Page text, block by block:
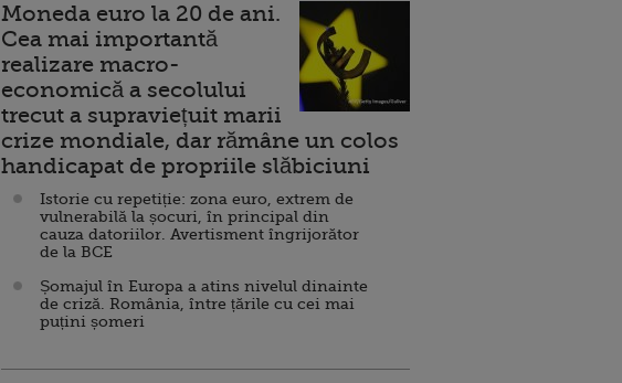
Moneda euro la 20 de ani.
Cea mai importantă
realizare macro-
economică a secolului
trecut a supraviețuit marii
crize mondiale, dar rămâne un colos
handicapat de propriile slăbiciuni
Istorie cu repetiție: zona euro, extrem de
vulnerabilă la șocuri, în principal din
cauza datoriilor. Avertisment îngrijorător
de la BCE
Șomajul în Europa a atins nivelul dinainte
de criză. România, între țările cu cei mai
puțini șomeri